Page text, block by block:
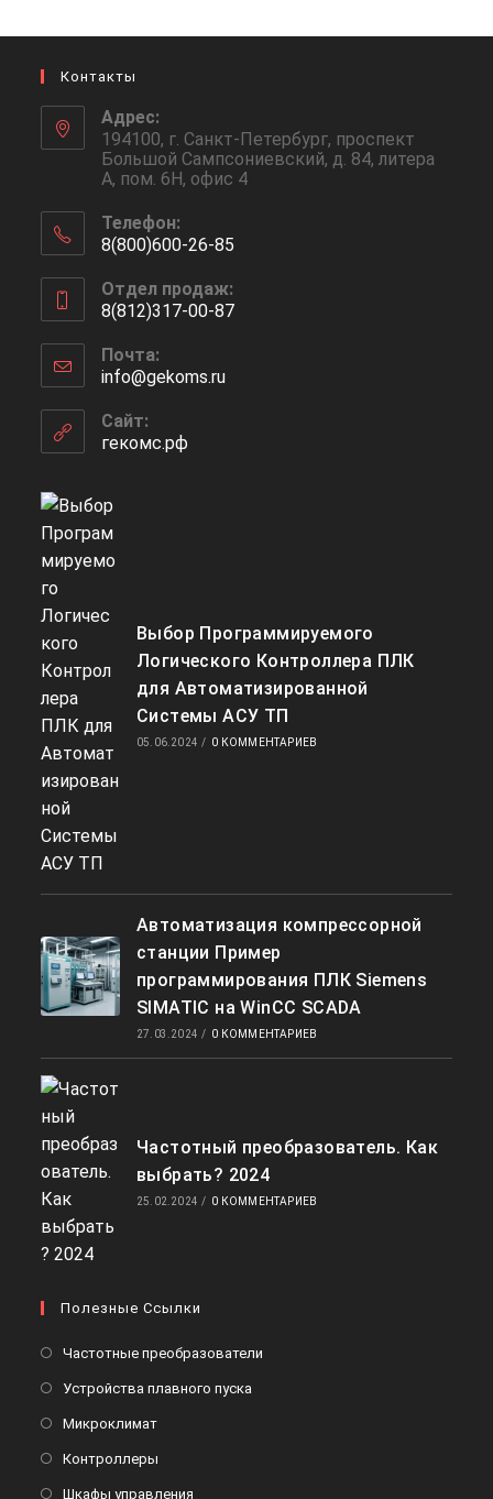
Контакты
Адрес:
194100, г. Санкт-Петербург, проспект
Большой Сампсониевский, д. 84, литера
А, пом. 6Н, офис 4
Телефон:
8(800)600-26-85
в
вашем
приложении
Отдел продаж:
8(812)317-00-87
в
вашем
приложении
Почта:
info@gekoms.ruОткроется
Сайт:
гекомс.рф
Выбор Программируемого
Логического Контроллера ПЛК
для Автоматизированной
Системы АСУ ТП
05.06.2024 / 0 КОММЕНТАРИЕВ
Автоматизация компрессорной
станции Пример
программирования ПЛК Siemens
SIMATIC на WinCC SCADA
27.03.2024 / 0 КОММЕНТАРИЕВ
Частотный преобразователь. Как
выбрать? 2024
25.02.2024 / 0 КОММЕНТАРИЕВ
Полезные Ссылки
Частотные преобразователи
Устройства плавного пуска
МикроклиматОткроется
Контроллеры
Шкафы управления